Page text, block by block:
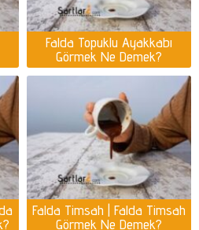
Falda Topuklu Ayakkabı
Görmek Ne Demek?
Falda Timsah | Falda Timsah
Görmek Ne Demek?